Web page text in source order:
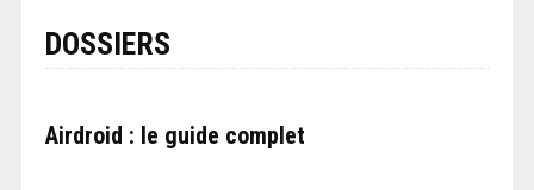
DOSSIERS
Airdroid : le guide complet